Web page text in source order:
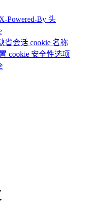
Powered-By 头
省会话 cookie 名称
cookie 安全性选项